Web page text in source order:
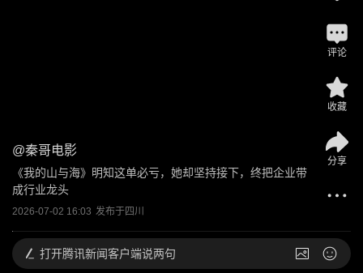
@秦哥电影
《我的山与海》明知这单必亏，她却坚持接下，终把企业带
成行业龙头
2026-07-02 16:03 发布于四川
评论
收藏
分享
打开腾讯新闻客户端说两句